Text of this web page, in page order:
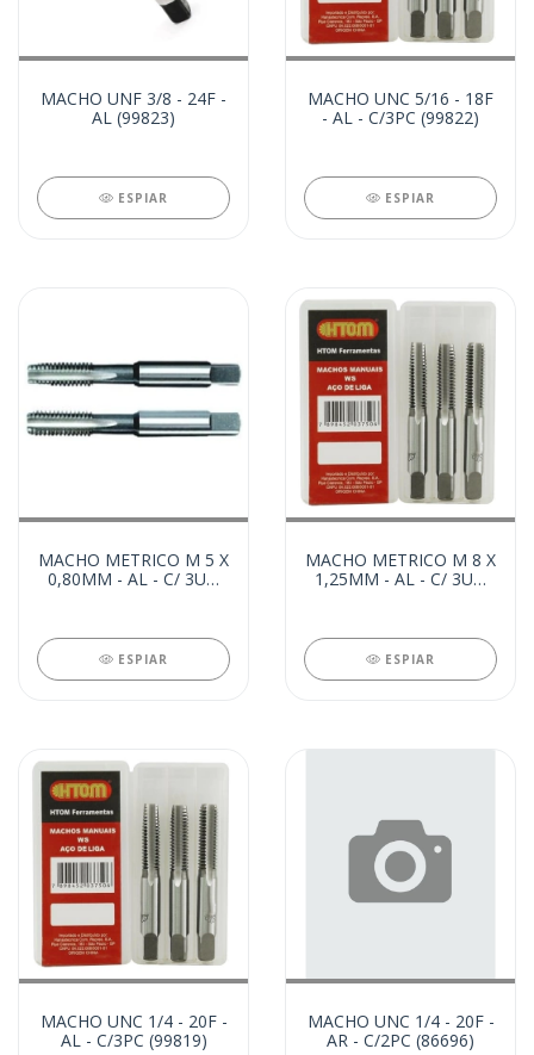
MACHO UNF 3/8 - 24F -
AL (99823)
ESPIAR
MACHO UNC 5/16 - 18F
- AL - C/3PC (99822)
ESPIAR
MACHO METRICO M 5 X
0,80MM - AL - C/ 3UN
ESPIAR
MACHO METRICO M 8 X
1,25MM - AL - C/ 3UN
ESPIAR
MACHO UNC 1/4 - 20F -
AL - C/3PC (99819)
MACHO UNC 1/4 - 20F -
AR - C/2PC (86696)